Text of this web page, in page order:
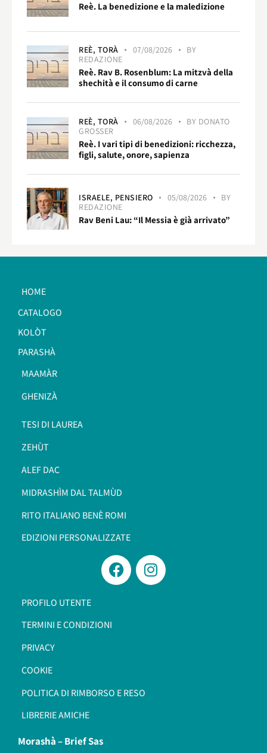
Reè. La benedizione e la maledizione
REÈ, TORÀ 07/08/2026
BY
REDAZIONE
Reè. Rav B. Rosenblum: La mitzvà della
shechità e il consumo di carne
REÈ, TORÀ 06/08/2026 BY DONATO
GROSSER
Reè. I vari tipi di benedizioni: ricchezza,
figli, salute, onore, sapienza
ISRAELE, PENSIERO 05/08/2026
BY
REDAZIONE
Rav Beni Lau: “Il Messia è già arrivato”
HOME
CATALOGO
KOLÒT
PARASHÀ
MAAMÀR
GHENIZÀ
TESI DI LAUREA
ZEHÙT
ALEF DAC
MIDRASHÌM DAL TALMÙD
RITO ITALIANO BENÈ ROMI​
EDIZIONI PERSONALIZZATE
PROFILO UTENTE
TERMINI E CONDIZIONI
PRIVACY
COOKIE
POLITICA DI RIMBORSO E RESO
LIBRERIE AMICHE
Morashà –Brief Sas